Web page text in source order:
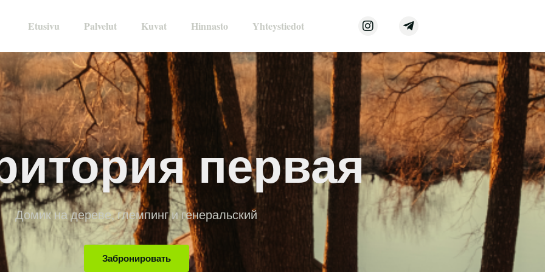
Etusivu Palvelut Kuvat Hinnasto Yhteystiedot
первая
Домик на дереве, глемпинг и генеральский
Забронировать